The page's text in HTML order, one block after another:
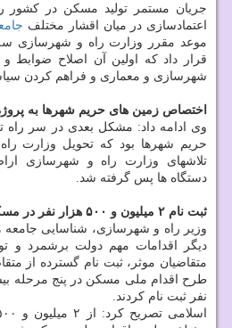
جریان مستمر تولید مسکن در کشور
اعتمادسازی در میان اقشار مختلف
موعد مقرر وزارت راه و شهرسازی سه
قرار داد که اولین آن اصلاح ضوابط و
شهرسازی و معماری و فراهم کردن
اختصاص زمین های حریم شهرها به
وی ادامه داد: مشکل بعدی در سر راه
حریم شهرها بود که تحویل وزارت
تلاشهای وزارت راه و شهرسازی
دستگاه ها پس گرفته شد.
ثبت نام ۲ میلیون و ۵۰۰ هزار نفر در مسکن ملی
وزیر راه و شهرسازی، شناسایی
دیگر اقدامات مهم دولت برشمرد و
متقاضیان موثر، ثبت نام گسترده از
نفر ثبت نام کردند.